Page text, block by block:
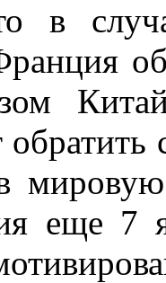
в
еще 7